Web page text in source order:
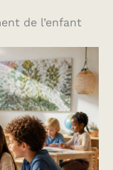
de l’enfant